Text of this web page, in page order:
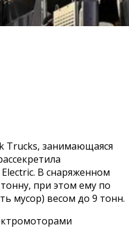
Trucks, занимающаяся
В снаряженном
при этом ему по
мусор) весом до 9 тонн.